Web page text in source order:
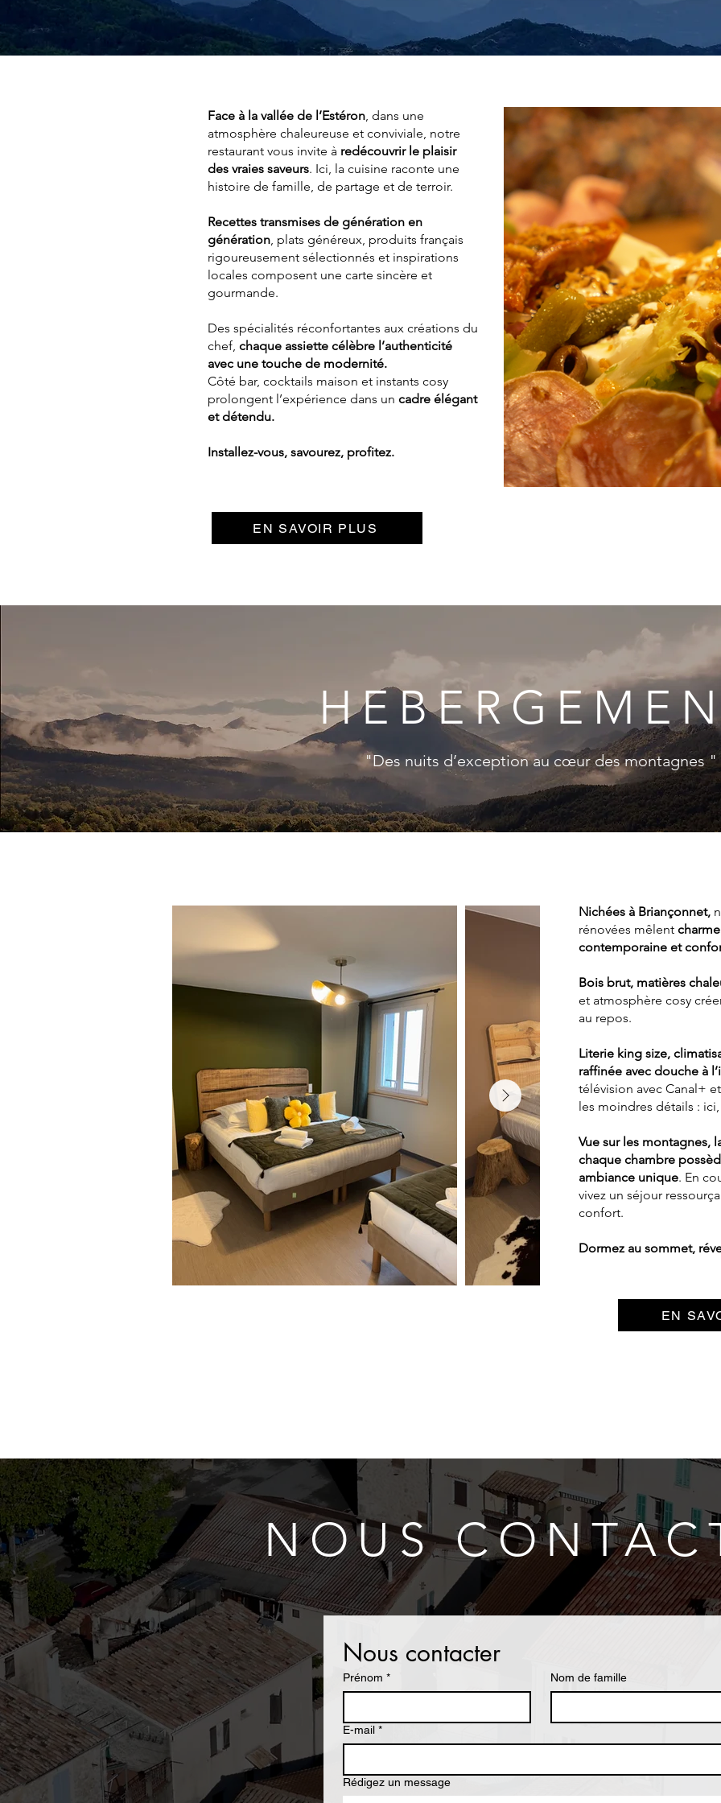
Face à la vallée de l’Estéron, dans une
atmosphère chaleureuse et conviviale, notre
restaurant vous invite à redécouvrir le plaisir
des vraies saveurs. Ici, la cuisine raconte une
histoire de famille, de partage et de terroir.
Recettes transmises de génération en
génération, plats généreux, produits français
rigoureusement sélectionnés et inspirations
locales composent une carte sincère et
gourmande.
Des spécialités réconfortantes aux créations du
chef, chaque assiette célèbre l’authenticité
avec une touche de modernité.
Côté bar, cocktails maison et instants cosy
prolongent l’expérience dans un cadre élégant
et détendu.
Installez-vous, savourez, profitez.
EN SAVOIR PLUS
"Des nuits d’exception au cœur des montagnes "
Nichées à Briançonnet,
rénovées mêlent
contemporaine et
Bois brut, matières
et atmosphère cosy
au repos.
Literie king size,
raffinée avec douche à
télévision avec Canal+
les moindres détails :
Vue sur les montagnes,
chaque chambre
ambiance unique. En
vivez un séjour
confort.
Dormez au sommet,
EN
NOUS
Nous contacter
Prénom * Nom de famille
E-mail *
Rédigez un message